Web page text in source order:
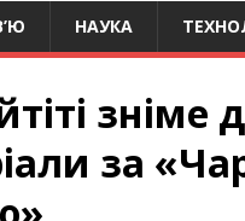
НАУКА
зніме
за